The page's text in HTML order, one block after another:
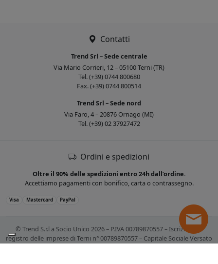
Contatti
Trend Srl – Sede centrale
Via Mario Corrieri, 12 – 05100 Terni (TR)
Tel. (+39) 0744 800680
Fax. (+39) 0744 800514
Trend Srl – Sede nord
Via Faro, 4 – 20876 Ornago (MI)
Tel. (+39) 02 37927472
Ordini e spedizioni
Oltre il 90% delle spedizioni entro 24h dall’ordine.
Accettiamo pagamenti con bonifico, carta o contrassegno.
Visa Mastercard PayPal
© Trend S.r.l a Socio Unico 2026 – P.IVA 00789870557 – Iscrizione al
registro delle imprese di Terni n° 00789870557 – Capitale Sociale Versato